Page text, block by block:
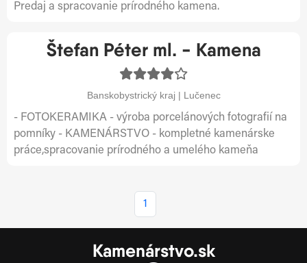
Predaj a spracovanie prírodného kamena.
Štefan Péter ml. - Kamena
Banskobystrický kraj | Lučenec
- FOTOKERAMIKA - výroba porcelánových fotografií na
pomníky - KAMENÁRSTVO - kompletné kamenárske
práce,spracovanie prírodného a umelého kameňa
1
Kamenárstvo.sk